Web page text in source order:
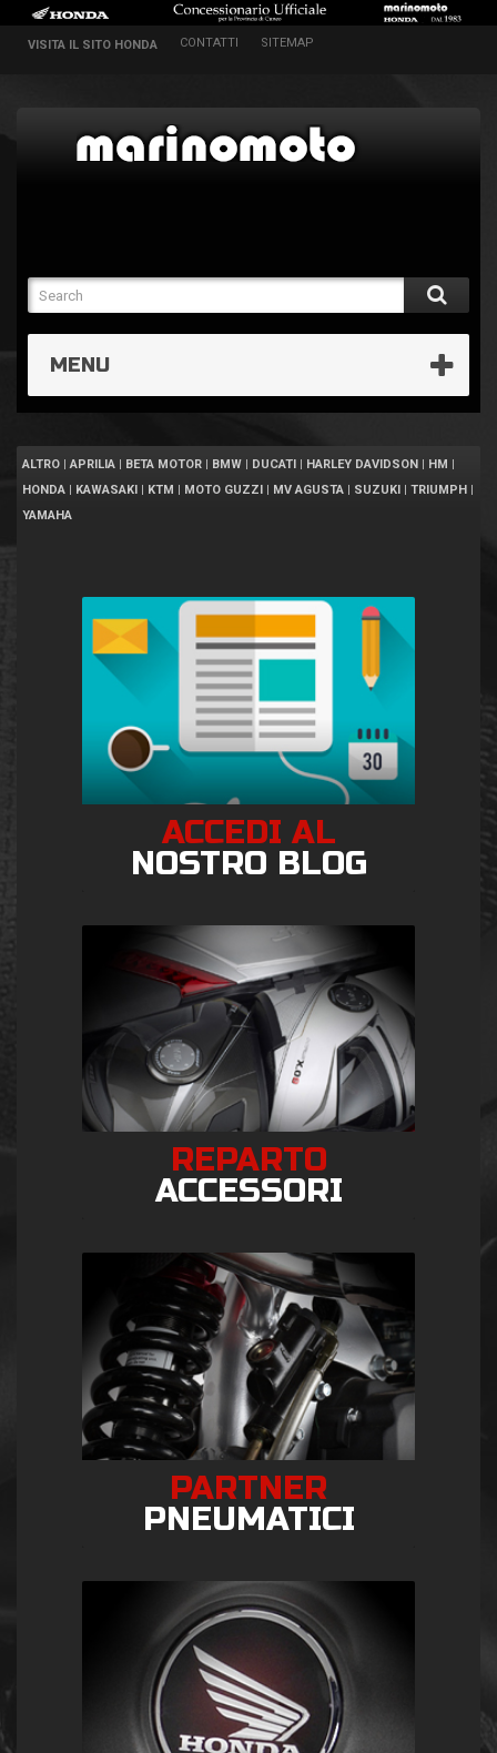
VISITA IL SITO HONDA CONTATTI SITEMAP
MENU
ALTRO APRILIA BETA MOTOR BMW DUCATI HARLEY DAVIDSON HM
HONDA
KAWASAKI KTM MOTO GUZZI MV AGUSTA SUZUKI TRIUMPH
YAMAHA
ACCEDI AL
NOSTRO BLOG
REPARTO
ACCESSORI
PARTNER
PNEUMATICI